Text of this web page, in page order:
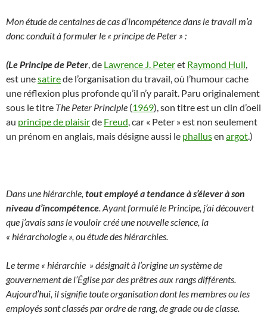
Mon étude de centaines de cas d’incompétence dans le travail m’a
donc conduit à formuler le « principe de Peter » :
(Le Principe de Peter , de Lawrence J. Peteret Raymond Hull
est unesatirede l’organisation du travail, où l’humour cache
une réflexion plus profonde qu’il n’y paraît. Paru originalement
sous le titre The Peter Principle (1969), son titre est un clin d’oeil
au principe de plaisirde Freud , car « Peter » est non seulement
un prénom en anglais, mais désigne aussi le phallusen argot.)
Dans une hiérarchie, tout employé a tendance à s’élever à son
niveau d’incompétence Ayant formulé le Principe, j’ai découvert
que j’avais sans le vouloir créé une nouvelle science, la
« hiérarchologie », ou étude des hiérarchies.
Le terme « hiérarchie » désignait à l’origine un système de
gouvernement de l’Église par des prêtres aux rangs différents.
Aujourd’hui, il signifie toute organisation dont les membres ou les
employés sont classés par ordre de rang, de grade ou de classe.